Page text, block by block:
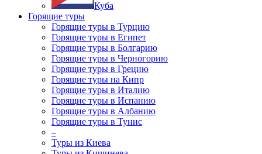
Куба
Горящие туры
Горящие туры в Турцию
Горящие туры в Египет
Горящие туры в Болгарию
Горящие туры в Черногорию
Горящие туры в Грецию
Горящие туры на Кипр
Горящие туры в Италию
Горящие туры в Испанию
Горящие туры в Албанию
Горящие туры в Тунис
–
Туры из Киева